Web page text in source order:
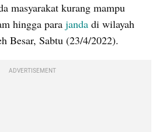
masyarakat kurang mampu
hingga para janda di wilayah
Besar, Sabtu (23/4/2022).
ADVERTISEMENT